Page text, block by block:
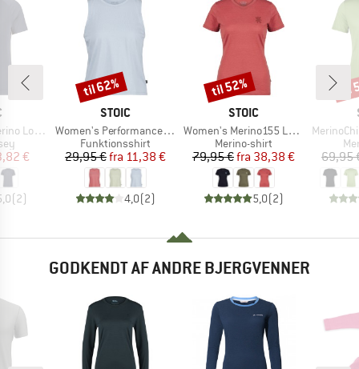
MTB S/S
pris
€
(2)
MÆRKE
STOIC
Artikel
Women's PerformanceMerino BorgholmSt. Tank
Produktgruppe
Funktionsshirt
Pris
29,95 € Nedsat pris
fra 11,38 €
4,0(2)
Rabat
til 62%
MÆRKE
STOIC
Artikel
Women's Merino155 LaholmSt. T-Shirt Daisy Flower
Produktgruppe
Merino-shirt
Pris
79,95 € Nedsat pris
fra 38,38 €
5,0(2)
Rabat
til 52%
Artikel
MerinoChill
69,95
GODKENDT AF ANDRE BJERGVENNER